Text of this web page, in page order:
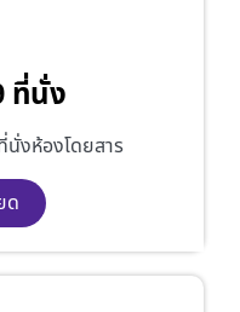
ที่นั่ง
นั่งห้องโดยสาร
ด